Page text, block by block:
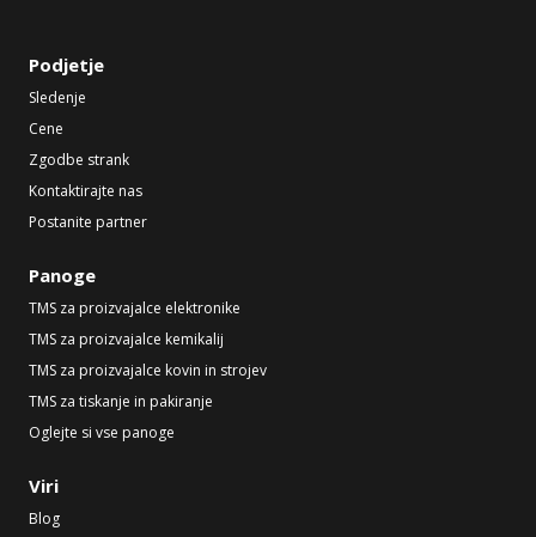
Podjetje
Sledenje
Cene
Zgodbe strank
Kontaktirajte nas
Postanite partner
Panoge
TMS za proizvajalce elektronike
TMS za proizvajalce kemikalij
TMS za proizvajalce kovin in strojev
TMS za tiskanje in pakiranje
Oglejte si vse panoge
Viri
Blog